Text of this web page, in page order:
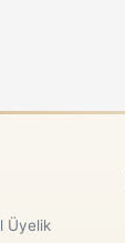
Üyelik